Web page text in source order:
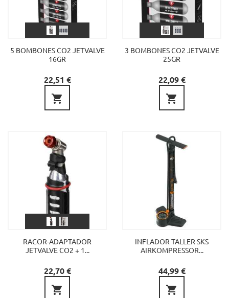
5 BOMBONES CO2 JETVALVE
16GR
Preu
22,51 €

3 BOMBONES CO2 JETVALVE
25GR
Preu
22,09 €

RACOR-ADAPTADOR
JETVALVE CO2 + 1...
Preu
22,70 €

INFLADOR TALLER SKS
AIRKOMPRESSOR...
Preu
44,99 €
